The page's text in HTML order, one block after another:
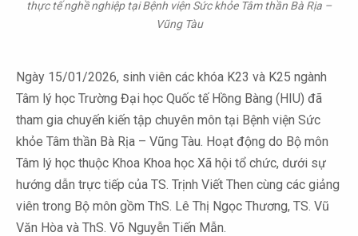
thực tế nghề nghiệp tại Bệnh viện Sức khỏe Tâm thần Bà Rịa –
Vũng Tàu
Ngày 15/01/2026, sinh viên các khóa K23 và K25 ngành
Tâm lý học Trường Đại học Quốc tế Hồng Bàng (HIU) đã
tham gia chuyến kiến tập chuyên môn tại Bệnh viện Sức
khỏe Tâm thần Bà Rịa – Vũng Tàu. Hoạt động do Bộ môn
Tâm lý học thuộc Khoa Khoa học Xã hội tổ chức, dưới sự
hướng dẫn trực tiếp của TS. Trịnh Viết Then cùng các giảng
viên trong Bộ môn gồm ThS. Lê Thị Ngọc Thương, TS. Vũ
Văn Hòa và ThS. Võ Nguyễn Tiến Mẫn.